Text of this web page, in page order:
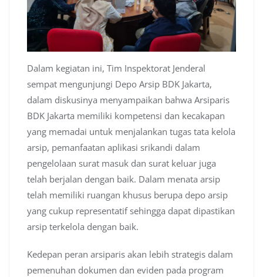
Dalam kegiatan ini, Tim Inspektorat Jenderal
sempat mengunjungi Depo Arsip BDK Jakarta,
dalam diskusinya menyampaikan bahwa Arsiparis
BDK Jakarta memiliki kompetensi dan kecakapan
yang memadai untuk menjalankan tugas tata kelola
arsip, pemanfaatan aplikasi srikandi dalam
pengelolaan surat masuk dan surat keluar juga
telah berjalan dengan baik. Dalam menata arsip
telah memiliki ruangan khusus berupa depo arsip
yang cukup representatif sehingga dapat dipastikan
arsip terkelola dengan baik.
Kedepan peran arsiparis akan lebih strategis dalam
pemenuhan dokumen dan eviden pada program